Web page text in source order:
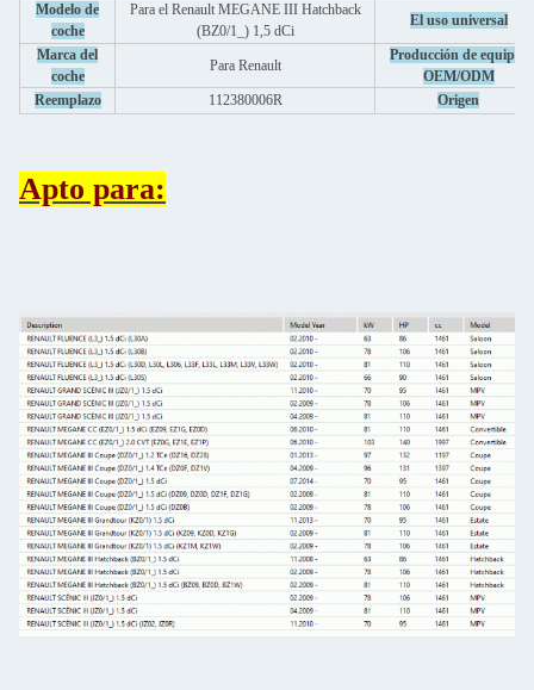
Modelo de
coche
Para el Renault MEGANE III Hatchback
(BZ0/1_) 1,5 dCi
El uso universal
Marca del
coche
Para Renault
Producción de equipos
OEM/ODM
Reemplazo
112380006R Origen
Apto para: